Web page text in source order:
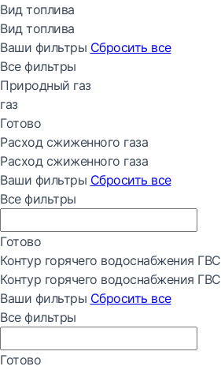
Вид топлива
Вид топлива
Ваши фильтры Сбросить все
Все фильтры
Природный газ
газ
Готово
Расход сжиженного газа
Расход сжиженного газа
Ваши фильтры Сбросить все
Все фильтры
Готово
Контур горячего водоснабжения ГВС
Контур горячего водоснабжения ГВС
Ваши фильтры Сбросить все
Все фильтры
Готово